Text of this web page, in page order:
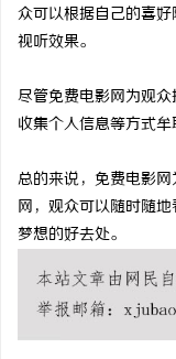
众可以根据自己的喜
视听效果。
尽管免费电影网为观
收集个人信息等方式
总的来说，免费电影
网，观众可以随时随
梦想的好去处。